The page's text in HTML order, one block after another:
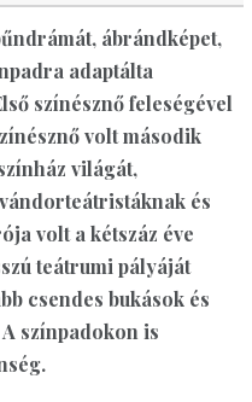
ábrándképet,
adaptálta
színésznő feleségével
volt második
világát,
és
volt a kétszáz éve
teátrumi pályáját
csendes bukások és
színpadokon is